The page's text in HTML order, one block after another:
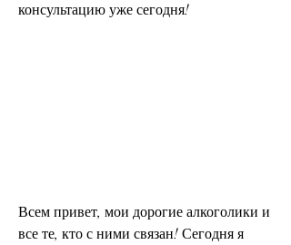
консультацию уже сегодня!
Всем привет, мои дорогие алкоголики и
все те, кто с ними связан! Сегодня я